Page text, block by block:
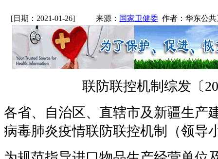
[日期：2021-01-26] 来源： 国家卫健委 作者：华东公
联防联控机制综发〔
各省、自治区、直辖市及新疆生产
病毒肺炎疫情联防联控机制（领导